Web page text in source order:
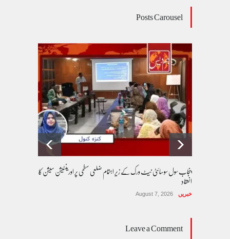
Posts Carousel
پنجاب سول سوسائٹی نیٹ ورک کے زیرِ اہتمام ضلعی سطحی پر اورینٹیشن سیشن کا
انعقاد
خبریں August 7, 2026
Leave a Comment